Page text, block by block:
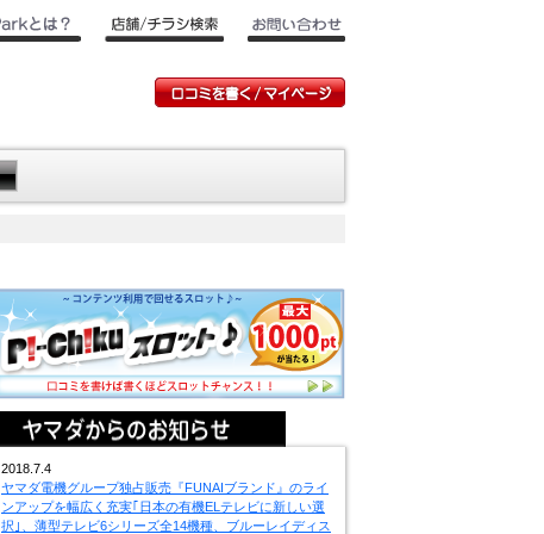
2018.7.4
ヤマダ電機グループ独占販売『FUNAIブランド』のライ
ンアップを幅広く充実｢日本の有機ELテレビに新しい選
択｣、薄型テレビ6シリーズ全14機種、ブルーレイディス